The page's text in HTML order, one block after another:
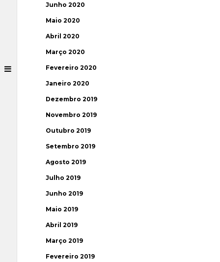
Junho 2020
Maio 2020
Abril 2020
Março 2020
Fevereiro 2020
Janeiro 2020
Dezembro 2019
Novembro 2019
Outubro 2019
Setembro 2019
Agosto 2019
Julho 2019
Junho 2019
Maio 2019
Abril 2019
Março 2019
Fevereiro 2019